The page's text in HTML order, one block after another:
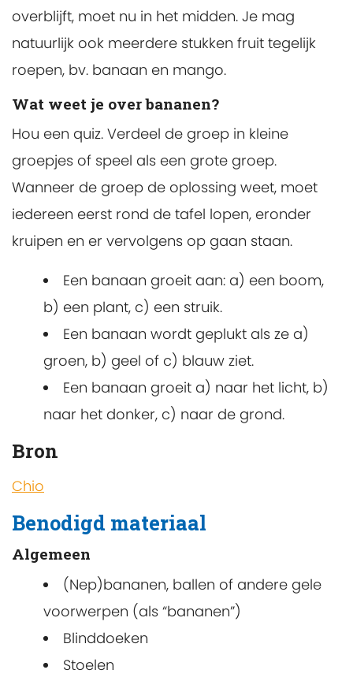
overblijft, moet nu in het midden. Je mag
natuurlijk ook meerdere stukken fruit tegelijk
roepen, bv. banaan en mango.
Wat weet je over bananen?
Hou een quiz. Verdeel de groep in kleine
groepjes of speel als een grote groep.
Wanneer de groep de oplossing weet, moet
iedereen eerst rond de tafel lopen, eronder
kruipen en er vervolgens op gaan staan.
Een banaan groeit aan: a) een boom,
b) een plant, c) een struik.
Een banaan wordt geplukt als ze a)
groen, b) geel of c) blauw ziet.
Een banaan groeit a) naar het licht, b)
naar het donker, c) naar de grond.
Bron
Chio
Benodigd materiaal
Algemeen
(Nep)bananen, ballen of andere gele
voorwerpen (als “bananen”)
Blinddoeken
Stoelen